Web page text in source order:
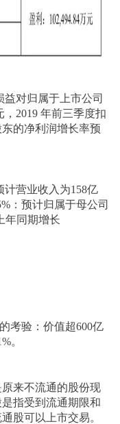
对归属于上市公司
，2019 年前三季度扣
的净利润增长率预
计营业收入为158亿
：预计归属于母公司
年同期增长
考验：价值超600亿
。
来不流通的股份现
指受到流通期限和
股可以上市交易。